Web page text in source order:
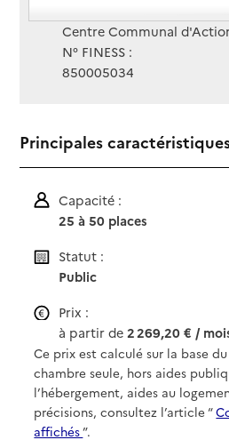
Centre Communal
N° FINESS :
850005034
Principales
Capacité :
25 à 50 places
Statut :
Public
Prix :
à partir de2 269,20 € /
Ce prix est calculé sur la base
chambre seule, hors aides
l’hébergement, aides au
précisions, consultez l’article “
affichés”.